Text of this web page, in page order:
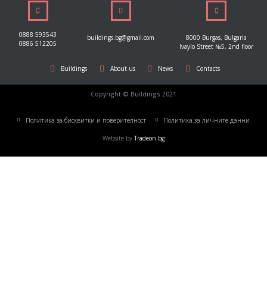
0888 593543
0886 512205
buildings.bg@gmail.com
8000 Burgas, Bulgaria
Ivaylo Street №5, 2nd floor
Buildings About us News Contacts
Copyright © Buildings 2021
Политика за бисквитки и поверителност Политика за личните данни
Website byTradeon.bg